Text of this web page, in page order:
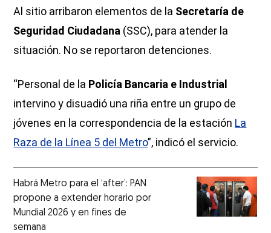
Al sitio arribaron elementos de la Secretaría de
Seguridad Ciudadana (SSC), para atender la
situación. No se reportaron detenciones.
“Personal de la Policía Bancaria e Industrial
intervino y disuadió una riña entre un grupo de
jóvenes en la correspondencia de la estación La
Raza de la Línea 5 del Metro”, indicó el servicio.
Habrá Metro para el ‘after’: PAN
propone a extender horario por
Mundial 2026 y en fines de
semana